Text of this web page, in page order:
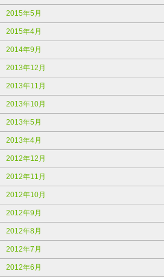
2015年5月
2015年4月
2014年9月
2013年12月
2013年11月
2013年10月
2013年5月
2013年4月
2012年12月
2012年11月
2012年10月
2012年9月
2012年8月
2012年7月
2012年6月